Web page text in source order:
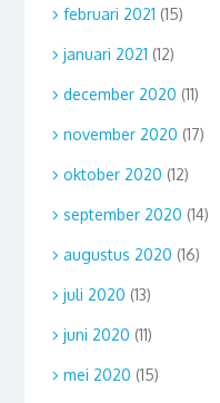
februari 2021 (15)
januari 2021 (12)
december 2020 (11)
november 2020 (17)
oktober 2020 (12)
september 2020 (14)
augustus 2020 (16)
juli 2020 (13)
juni 2020 (11)
mei 2020 (15)